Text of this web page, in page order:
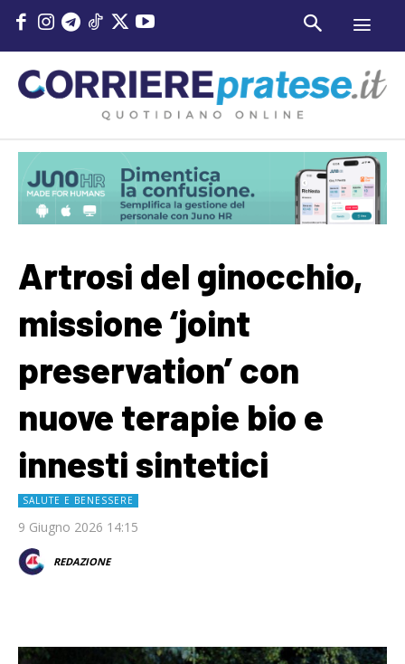
Artrosi del ginocchio,
missione ‘joint
preservation’ con
nuove terapie bio e
innesti sintetici
SALUTE E BENESSERE
9 Giugno 2026 14:15
REDAZIONE